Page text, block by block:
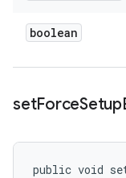
boolean
setForceSetup
public void